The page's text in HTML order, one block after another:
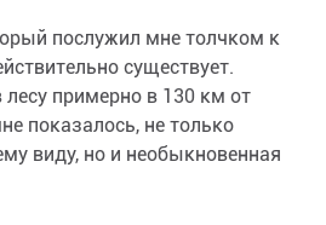
послужил мне толчком к
существует.
лесу примерно в 130 км от
показалось, не только
виду, но и необыкновенная
которые я в этот
были чёткие, а именно